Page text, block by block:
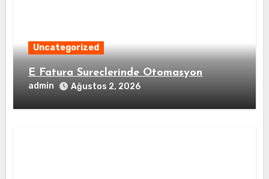
Uncategorized
E Fatura Sureclerinde Otomasyon
admin Ağustos 2, 2026